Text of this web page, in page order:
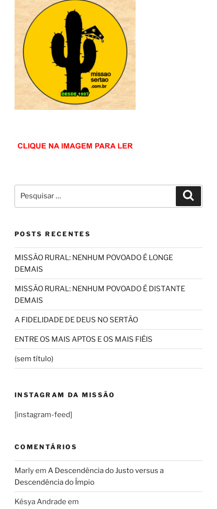
por:
POSTS RECENTES
MISSÃO RURAL: NENHUM POVOADO É LONGE
DEMAIS
MISSÃO RURAL: NENHUM POVOADO É DISTANTE
DEMAIS
A FIDELIDADE DE DEUS NO SERTÃO
ENTRE OS MAIS APTOS E OS MAIS FIÉIS
(sem título)
INSTAGRAM DA MISSÃO
[instagram-feed]
COMENTÁRIOS
Marlyem A Descendência do Justo versus a
Descendência do Ímpio
Késya Andrade em